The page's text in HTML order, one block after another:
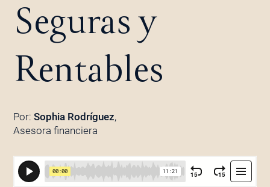
Seguras y
Rentables
Por: Sophia Rodríguez,
Asesora financiera